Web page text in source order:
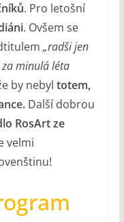
. Pro letošní
. Ovšem se
„radši jen
minulá léta
by nebyl totem,
Další dobrou
RosArtze
velmi